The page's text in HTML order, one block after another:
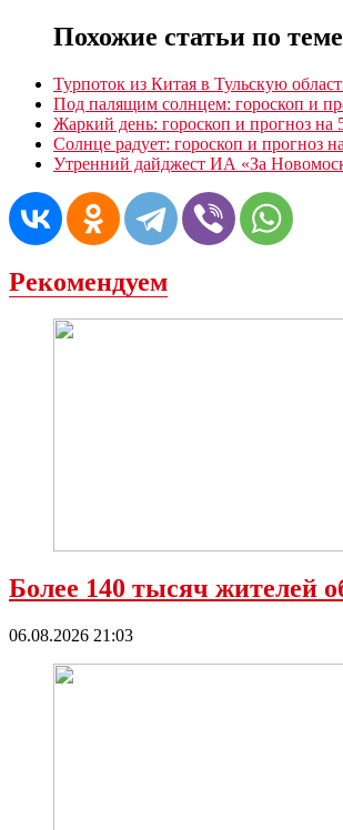
Похожие статьи по
Турпоток из Китая в Тульскую
Под палящим солнцем: гороскоп и
Жаркий день: гороскоп и прогноз на
Солнце радует: гороскоп и прогноз
Утренний дайджест ИА «За
Рекомендуем
Более 140 тысяч жителей
06.08.2026 21:03